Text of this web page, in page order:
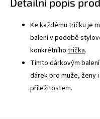
Ke každému tričku je
balení v podobě
konkrétního trička.
Tímto dárkovým
dárek pro muže, ženy
příležitostem.